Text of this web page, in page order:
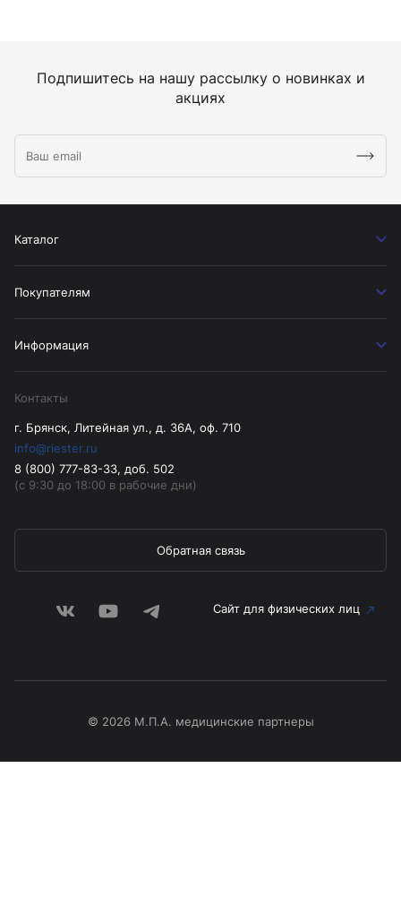
Подпишитесь на нашу рассылку о новинках и
акциях
Каталог
Покупателям
Информация
Контакты
г. Брянск, Литейная ул., д. 36А, оф. 710
info@riester.ru
8 (800) 777-83-33, доб. 502
(с 9:30 до 18:00 в рабочие дни)
Обратная связь
Сайт для физических лиц
© 2026 М.П.А. медицинские партнеры